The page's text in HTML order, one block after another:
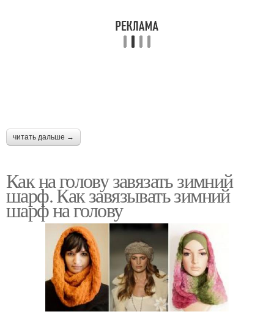
читать дальше →
Как на голову завязать зимний
шарф. Как завязывать зимний
шарф на голову